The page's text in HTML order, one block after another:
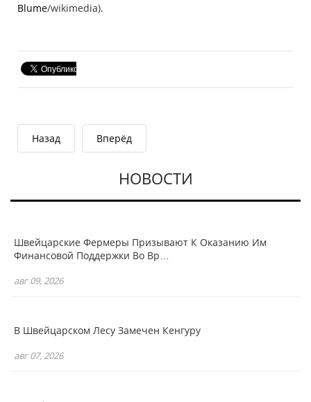
Blume/wikimedia).
Назад Вперёд
НОВОСТИ
Швейцарские Фермеры Призывают К Оказанию Им
Финансовой Поддержки Во Вр…
авг 09, 2026
В Швейцарском Лесу Замечен Кенгуру
авг 07, 2026